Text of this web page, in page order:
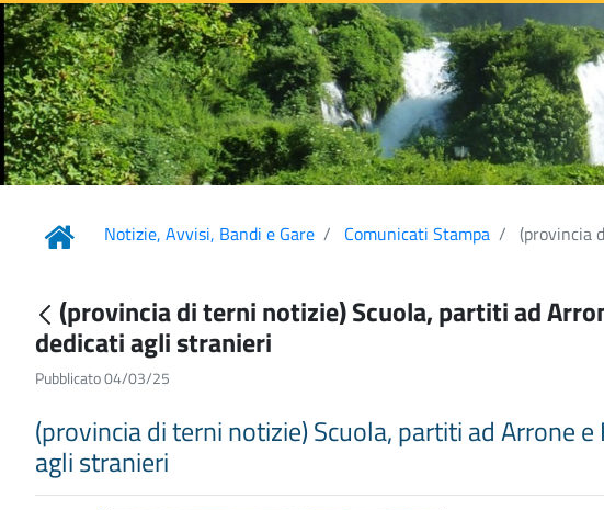
Notizie, Avvisi, Bandi e Gare Comunicati Stampa (provincia
(provincia di terni notizie) Scuola, partiti ad
dedicati agli stranieri
Pubblicato 04/03/25
(provincia di terni notizie) Scuola, partiti ad Arrone
agli stranieri